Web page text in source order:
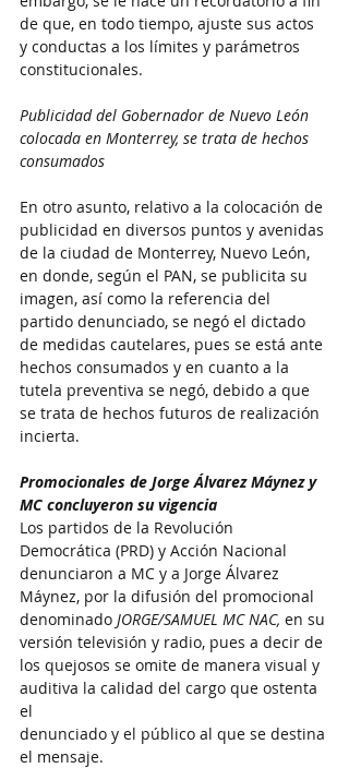
de que, en todo tiempo, ajuste sus actos
y conductas a los límites y parámetros
constitucionales.
Publicidad del Gobernador de Nuevo León
colocada en Monterrey, se trata de hechos
consumados
En otro asunto, relativo a la colocación de
publicidad en diversos puntos y avenidas
de la ciudad de Monterrey, Nuevo León,
en donde, según el PAN, se publicita su
imagen, así como la referencia del
partido denunciado, se negó el dictado
de medidas cautelares, pues se está ante
hechos consumados y en cuanto a la
tutela preventiva se negó, debido a que
se trata de hechos futuros de realización
incierta.
Promocionales de Jorge Álvarez Máynez y
MC concluyeron su vigencia
Los partidos de la Revolución
Democrática (PRD) y Acción Nacional
denunciaron a MC y a Jorge Álvarez
Máynez, por la difusión del promocional
denominado JORGE/SAMUEL MC NAC, en su
versión televisión y radio, pues a decir de
los quejosos se omite de manera visual y
auditiva la calidad del cargo que ostenta
el
denunciado y el público al que se destina
el mensaje.